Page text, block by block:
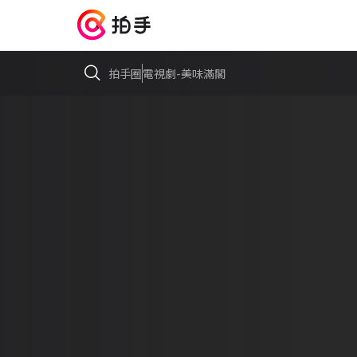
拍手圈電視劇-美味滿閣